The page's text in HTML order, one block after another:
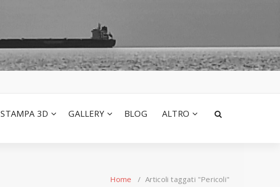
STAMPA 3D GALLERY BLOG ALTRO
Home / Articoli taggati "Pericoli"